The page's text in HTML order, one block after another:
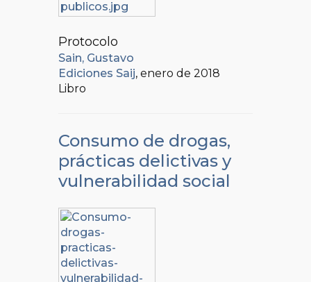
Protocolo
Sain, Gustavo
Ediciones Saij, enero de 2018
Libro
Consumo de drogas,
prácticas delictivas y
vulnerabilidad social